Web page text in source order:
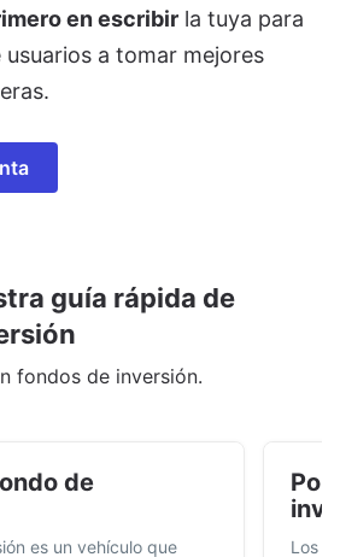
en escribir la tuya para
a tomar mejores
guía rápida de
fondos de inversión.
de
es un vehículo que
Por
Los